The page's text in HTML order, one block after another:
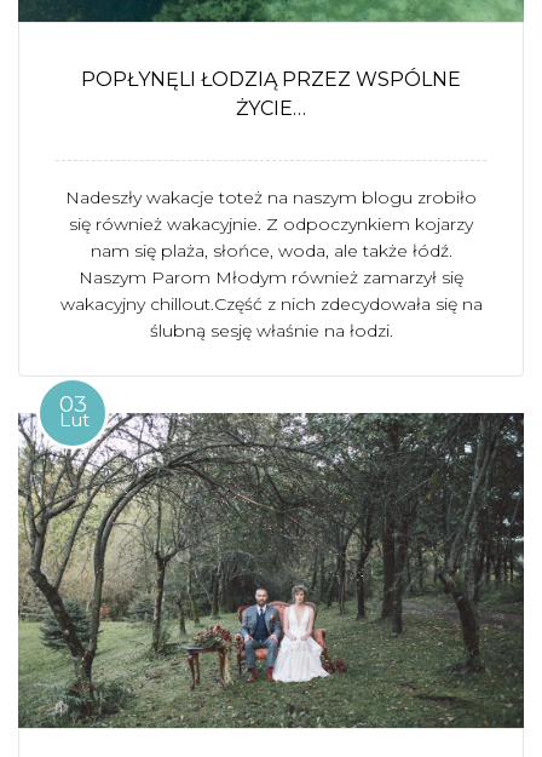
POPŁYNĘLI ŁODZIĄ PRZEZ WSPÓLNE
ŻYCIE…
Nadeszły wakacje toteż na naszym blogu zrobiło
się również wakacyjnie. Z odpoczynkiem kojarzy
nam się plaża, słońce, woda, ale także łódź.
Naszym Parom Młodym również zamarzył się
wakacyjny chillout.Część z nich zdecydowała się na
ślubną sesję właśnie na łodzi.
03
Lut